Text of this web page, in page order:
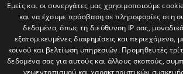
Εμείς και οι συνεργάτες μας χρησιμοποιούμε
και να έχουμε πρόσβαση σε πληροφορίες στη
δεδομένα, όπως τη διεύθυνση IP σας,
εξατομικευμένες διαφημίσεις και
κοινού και βελτίωση υπηρεσιών. Προμηθευτές
δεδομένα σας για αυτούς και άλλους σκοπούς,
γεωεντοπισμού και χαρακτηριστικών